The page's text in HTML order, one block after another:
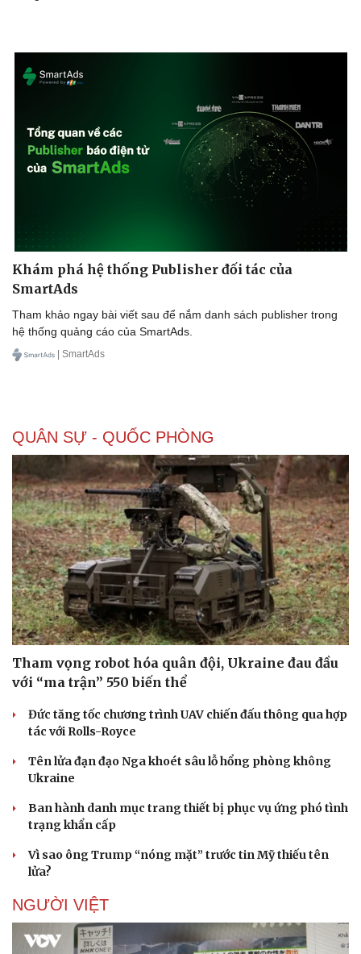
Doanh nghiệp
Doanh nhân
Vì cộng đồng
Sành điệu
Tin Công nghệ
Trải nghiệm
Chuyển đổi số
Khám phá hệ thống Publisher đối tác của
SmartAds
Tham khảo ngay bài viết sau để nắm danh sách publisher trong
hệ thống quảng cáo của SmartAds.
| SmartAds
QUÂN SỰ - QUỐC PHÒNG
Tham vọng robot hóa quân đội, Ukraine đau đầu
với “ma trận” 550 biến thể
Đức tăng tốc chương trình UAV chiến đấu thông qua hợp
tác với Rolls-Royce
Tên lửa đạn đạo Nga khoét sâu lỗ hổng phòng không
Ukraine
Ban hành danh mục trang thiết bị phục vụ ứng phó tình
trạng khẩn cấp
Vì sao ông Trump “nóng mặt” trước tin Mỹ thiếu tên
lửa?
NGƯỜI VIỆT